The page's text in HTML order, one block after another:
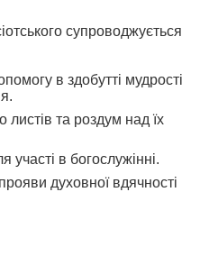
супроводжується
в здобутті мудрості
листів та роздум над їх
участі в богослужінні.
духовної вдячності